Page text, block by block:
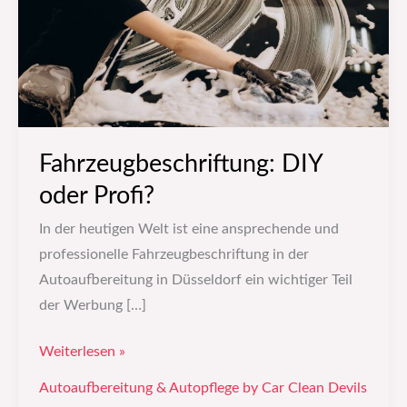
Fahrzeugbeschriftung: DIY
oder Profi?
In der heutigen Welt ist eine ansprechende und
professionelle Fahrzeugbeschriftung in der
Autoaufbereitung in Düsseldorf ein wichtiger Teil
der Werbung […]
Weiterlesen »
Autoaufbereitung & Autopflege by Car Clean Devils